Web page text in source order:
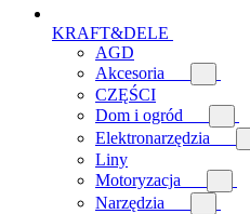
KRAFT&DELE
AGD
Akcesoria
CZĘŚCI
Dom i ogród
Elektronarzędzia
Liny
Motoryzacja
Narzędzia